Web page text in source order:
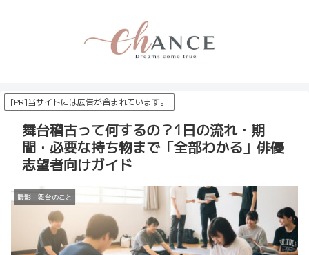
[PR]当サイトには広告が含まれています。
舞台稽古って何するの？1日の流れ・期
間・必要な持ち物まで「全部わかる」俳優
志望者向けガイド
撮影・舞台のこと